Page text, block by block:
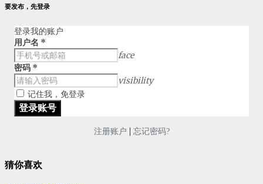
要发布，先登录
登录我的账户
用户名 *
face
密码 *
visibility
记住我，免登录
注册账户 | 忘记密码?
猜你喜欢